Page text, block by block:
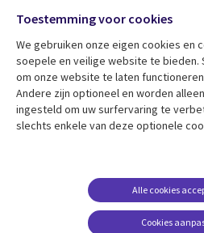
Bekijk meer
Library
NETHERLANDS
Artikelen
Evenementen
Media
NETHERLANDS
Toestemming voor cookies
We gebruiken onze eigen cookies en
soepele en veilige website te bieden.
om onze website te laten
Andere zijn optioneel en worden
ingesteld om uw surfervaring te
slechts enkele van deze optionele
Cookies
Alle cookies